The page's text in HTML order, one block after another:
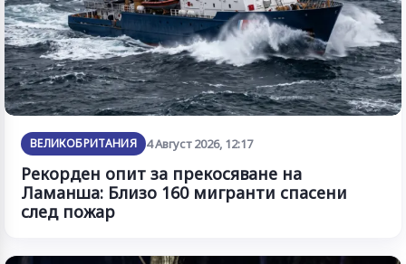
ВЕЛИКОБРИТАНИЯ 4 Август 2026, 12:17
Рекорден опит за прекосяване на
Ламанша: Близо 160 мигранти спасени
след пожар